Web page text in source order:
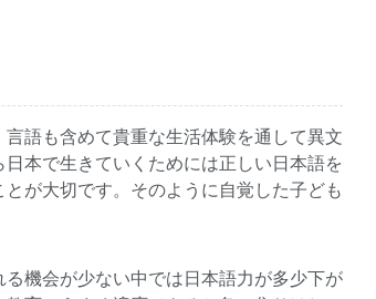
語も含めて貴重な生活体験を通して異文
本で生きていくためには正しい日本語を
が大切です。そのように自覚した子ども
機会が少ない中では日本語力が多少下が